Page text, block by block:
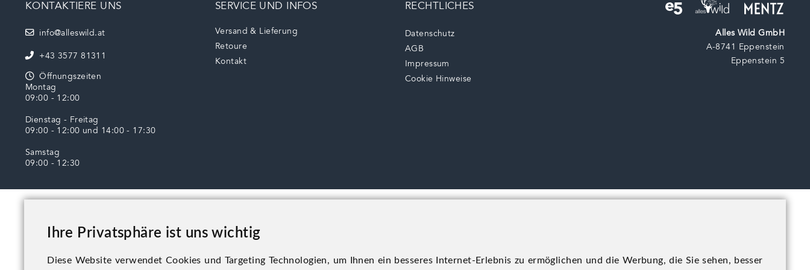
Ihre Privatsphäre ist uns wichtig
Diese Website verwendet Cookies und Targeting Technologien, um Ihnen ein besseres Internet-Erlebnis zu ermöglichen und die Werbung, die Sie sehen, besser
KONTAKTIERE UNS
info@alleswild.at
+43 3577 81311
Öffnungszeiten
Montag
09:00 - 12:00
Dienstag - Freitag
09:00 - 12:00 und 14:00 - 17:30
Samstag
09:00 - 12:30
SERVICE UND INFOS
Versand & Lieferung
Retoure
Kontakt
RECHTLICHES
Datenschutz
AGB
Impressum
Cookie Hinweise
Alles Wild GmbH
A-8741 Eppenstein
Eppenstein 5